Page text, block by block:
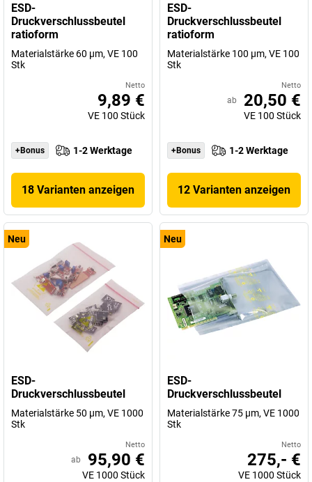
ESD-
Druckverschlussbeutel
ratioform
Materialstärke 60 µm, VE 100
Stk
Netto
9,89 €
VE 100 Stück
+Bonus 1-2 Werktage
18 Varianten anzeigen
ESD-
Druckverschlussbeutel
ratioform
Materialstärke 100 µm, VE 100
Stk
Netto
ab 20,50 €
VE 100 Stück
+Bonus 1-2 Werktage
12 Varianten anzeigen
Neu
ESD-
Druckverschlussbeutel
Materialstärke 50 µm, VE 1000
Stk
Netto
ab 95,90 €
VE 1000 Stück
Neu
ESD-
Druckverschlussbeutel
Materialstärke 75 µm, VE 1000
Stk
Netto
275,- €
VE 1000 Stück